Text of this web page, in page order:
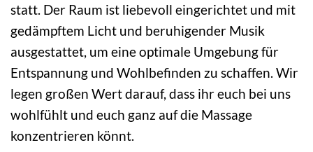
statt. Der Raum ist liebevoll eingerichtet und mit
gedämpftem Licht und beruhigender Musik
ausgestattet, um eine optimale Umgebung für
Entspannung und Wohlbefinden zu schaffen. Wir
legen großen Wert darauf, dass ihr euch bei uns
wohlfühlt und euch ganz auf die Massage
konzentrieren könnt.